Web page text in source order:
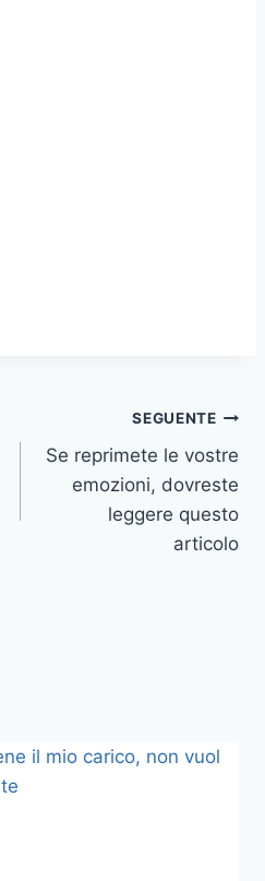
SEGUENTE
Se reprimete le vostre
emozioni, dovreste
leggere questo
articolo